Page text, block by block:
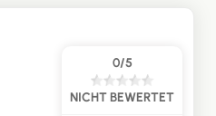
0/5
NICHT BEWERTET